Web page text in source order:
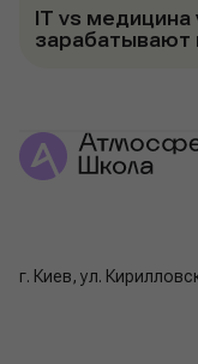
IT vs
зарабатывают
г. Киев, ул.